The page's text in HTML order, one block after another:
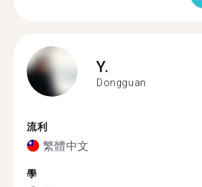
Y.
Dongguan
流利
繁體中文
學